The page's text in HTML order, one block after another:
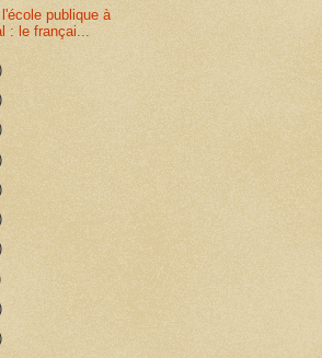
publique à
: le françai...